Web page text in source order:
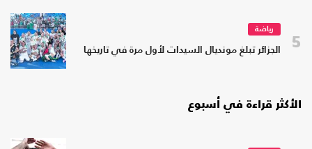
5
رياضة
الجزائر تبلغ مونديال السيدات لأول مرة في تاريخها
الأكثر قراءة في أسبوع